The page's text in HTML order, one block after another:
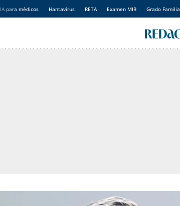
IA para médicos Hantavirus RETA Examen MIR Grado Familia